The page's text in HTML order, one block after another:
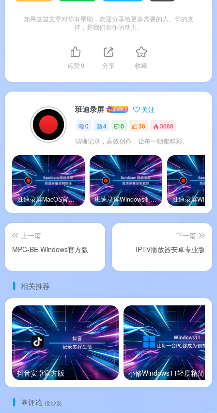
🌟 软件亮点
版本说明
💰 版本说明
Bandicam 提供免费版和正式版两种选择。免费版可
体验核心录制功能，正式版解锁全部限制。
功能 免费版
正式版
录制时间限制
最长 10 分钟
无限制
去除水印
✅
自动结束录制
游戏录制模式
✅
✅
屏幕录制模式
✅
✅
设备录制模式
✅
✅
截图功能
✅
✅
FPS 显示及限制
✅
✅
如果这篇文章对你有帮助，欢迎分享给更多需要的人。你的支
持，是我们创作的动力。
点赞9 分享 收藏
班迪录屏 关注
0 4 0 36 3688
清晰记录，高效创作，让每一帧都精彩。
班迪录屏MacOS官方版 班迪录屏Windows测试版
上一篇
MPC-BE Windows官方版
下一篇
IPTV播放器安卓专业版
相关推荐
抖音安卓官方版 小修Windows11轻度精简版
💬评论 抢沙发